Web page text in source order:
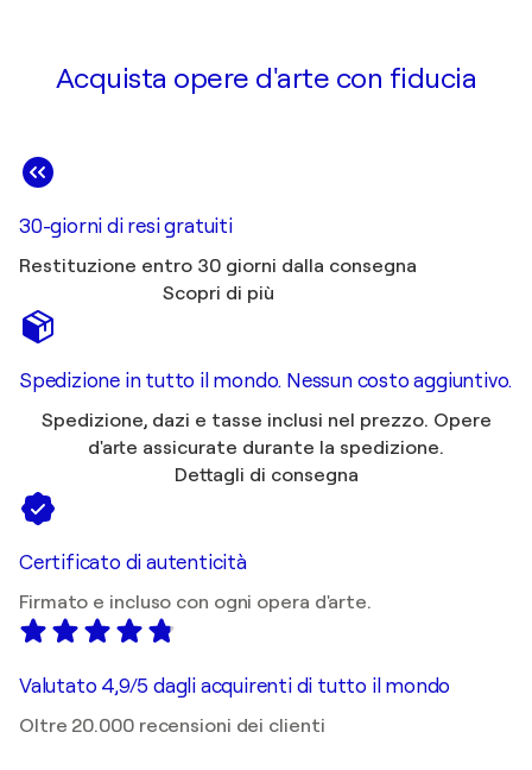
Acquista opere d'arte con fiducia
30-giorni di resi gratuiti
Restituzione entro 30 giorni dalla consegna
Scopri di più
Spedizione in tutto il mondo. Nessun costo aggiuntivo.
Spedizione, dazi e tasse inclusi nel prezzo. Opere
d'arte assicurate durante la spedizione.
Dettagli di consegna
Certificato di autenticità
Firmato e incluso con ogni opera d'arte.
Valutato 4,9/5 dagli acquirenti di tutto il mondo
Oltre 20.000 recensioni dei clienti